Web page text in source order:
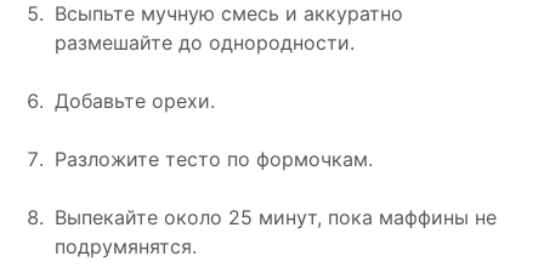
Всыпьте мучную смесь и аккуратно
размешайте до однородности.
Добавьте орехи.
Разложите тесто по формочкам.
Выпекайте около 25 минут, пока маффины не
подрумянятся.